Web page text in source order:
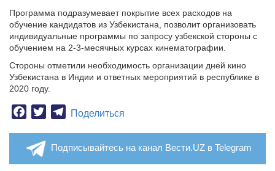
Программа подразумевает покрытие всех расходов на
обучение кандидатов из Узбекистана, позволит организовать
индивидуальные программы по запросу узбекской стороны с
обучением на 2-3-месячных курсах кинематографии.
Стороны отметили необходимость организации дней кино
Узбекистана в Индии и ответных мероприятий в республике в
2020 году.
Facebook
TwitterTelegram
Поделиться
Подписывайтесь на канал Вести.UZ в Telegram